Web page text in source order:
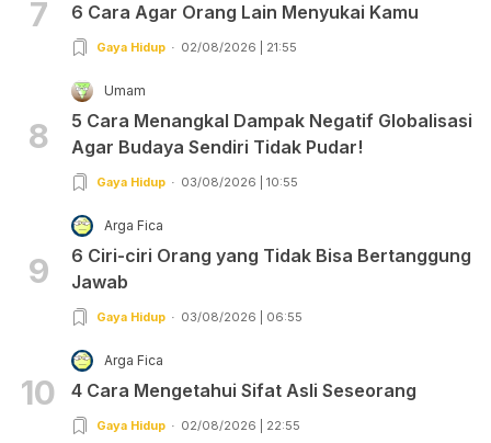
7 6 Cara Agar Orang Lain Menyukai Kamu
Gaya Hidup 02/08/2026 | 21:55
8
Umam
5 Cara Menangkal Dampak Negatif Globalisasi
Agar Budaya Sendiri Tidak Pudar!
Gaya Hidup 03/08/2026 | 10:55
9
Arga Fica
6 Ciri-ciri Orang yang Tidak Bisa Bertanggung
Jawab
Gaya Hidup 03/08/2026 | 06:55
10
Arga Fica
4 Cara Mengetahui Sifat Asli Seseorang
Gaya Hidup 02/08/2026 | 22:55